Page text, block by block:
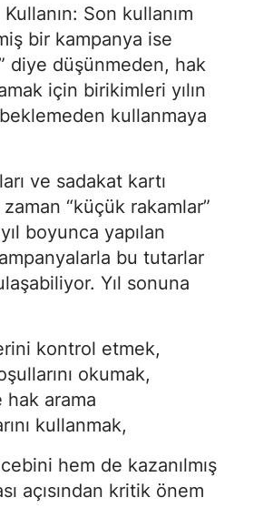
Son kullanım
bir kampanya ise
diye düşünmeden, hak
için birikimleri yılın
kullanmaya
ve sadakat kartı
“küçük rakamlar”
boyunca yapılan
bu tutarlar
Yıl sonuna
kontrol etmek,
okumak,
hak arama
kullanmak,
hem de kazanılmış
açısından kritik önem